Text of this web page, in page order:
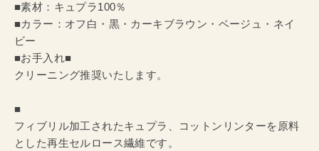
■素材：キュプラ100％
■カラー：オフ白・黒・カーキブラウン・ベージュ・ネイ
ビー
■お手入れ■
クリーニング推奨いたします。
■
フィブリル加工されたキュプラ、コットンリンターを原料
とした再生セルロース繊維です。